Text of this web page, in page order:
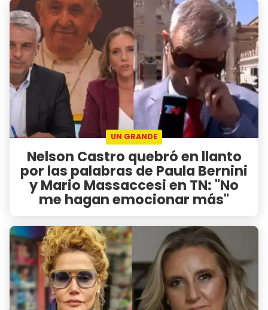
UN GRANDE
Nelson Castro quebró en llanto
por las palabras de Paula Bernini
y Mario Massaccesi en TN: "No
me hagan emocionar más"